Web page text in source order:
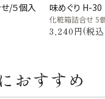
/５個入 味めぐり H-30
化粧箱詰合せ 5
3,240円(税
おすすめ